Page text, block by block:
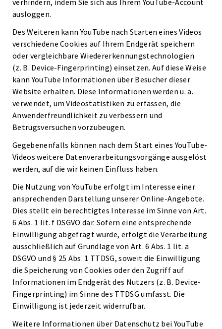
verhindern, indem Sie sich aus Ihrem YouTube-Account
ausloggen.
Des Weiteren kann YouTube nach Starten eines Videos
verschiedene Cookies auf Ihrem Endgerät speichern
oder vergleichbare Wiedererkennungstechnologien
(z. B. Device-Fingerprinting) einsetzen. Auf diese Weise
kann YouTube Informationen über Besucher dieser
Website erhalten. Diese Informationen werden u. a.
verwendet, um Videostatistiken zu erfassen, die
Anwenderfreundlichkeit zu verbessern und
Betrugsversuchen vorzubeugen.
Gegebenenfalls können nach dem Start eines YouTube-
Videos weitere Datenverarbeitungsvorgänge ausgelöst
werden, auf die wir keinen Einfluss haben.
Die Nutzung von YouTube erfolgt im Interesse einer
ansprechenden Darstellung unserer Online-Angebote.
Dies stellt ein berechtigtes Interesse im Sinne von Art.
6 Abs. 1 lit. f DSGVO dar. Sofern eine entsprechende
Einwilligung abgefragt wurde, erfolgt die Verarbeitung
ausschließlich auf Grundlage von Art. 6 Abs. 1 lit. a
DSGVO und § 25 Abs. 1 TTDSG, soweit die Einwilligung
die Speicherung von Cookies oder den Zugriff auf
Informationen im Endgerät des Nutzers (z. B. Device-
Fingerprinting) im Sinne des TTDSG umfasst. Die
Einwilligung ist jederzeit widerrufbar.
Weitere Informationen über Datenschutz bei YouTube